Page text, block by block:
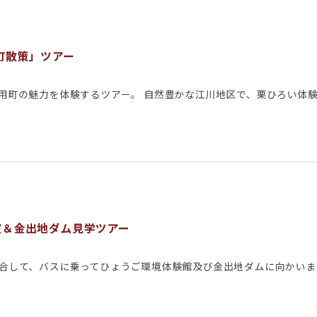
散策」ツアー
の魅力を体験するツアー。 自然豊かな江川地区で、栗ひろい体
金出地ダム見学ツアー
て、バスに乗ってひょうご環境体験館及び金出地ダムに向かいま